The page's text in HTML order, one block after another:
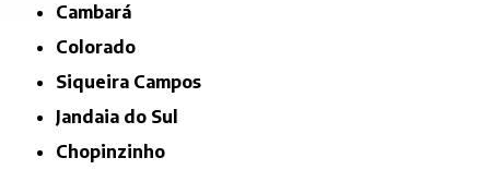
Cambará
Colorado
Siqueira Campos
Jandaia do Sul
Chopinzinho